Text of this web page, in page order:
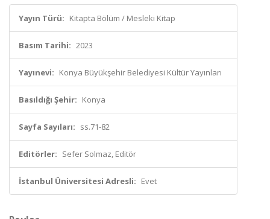
Yayın Türü: Kitapta Bölüm / Mesleki Kitap
Basım Tarihi: 2023
Yayınevi: Konya Büyükşehir Belediyesi Kültür Yayınları
Basıldığı Şehir: Konya
Sayfa Sayıları: ss.71-82
Editörler: Sefer Solmaz, Editör
İstanbul Üniversitesi Adresli: Evet